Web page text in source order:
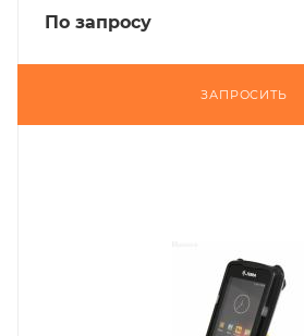
По запросу
ЗАПРОСИТЬ